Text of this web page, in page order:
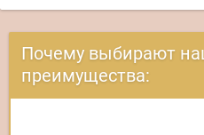
Почему выбирают
преимущества: